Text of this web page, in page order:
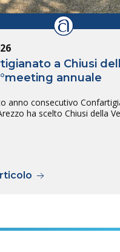
a Chiusi
annuale
anno consecutivo
ha scelto Chiusi della